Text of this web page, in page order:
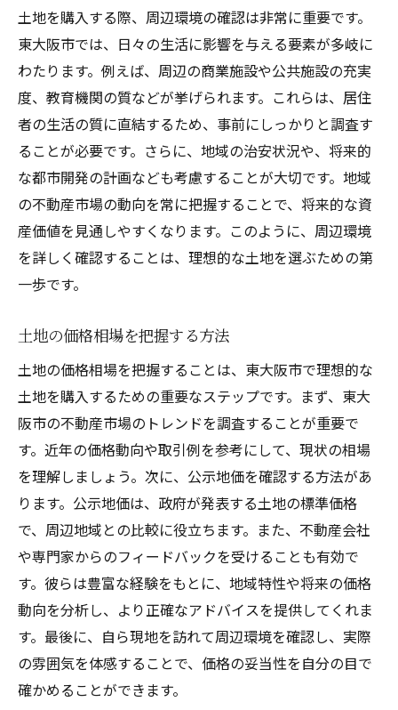
地元コミュニティとの関わり方
住宅性能を重視した不動産選び
将来の資産価値を見据えた東大阪市の土地購入
ガイド
資産価値を左右する要因とは
長期的な視点での土地購入の考え方
不動産投資としての土地の魅力
資産価値を高めるためのリフォーム戦略
周辺開発計画の把握が将来の価値に与える
ライフスタイルに合わせた東大阪市の理想的な
不動産選び
ライフスタイルに合った地域の選定方法
生活リズムを考慮した不動産探し
趣味や活動に基づく土地選び
健康的な暮らしをサポートする環境選び
家族構成に応じた住まいの選び方
未来のライフスタイル変化に対応する住ま
い
子育て世帯必見！東大阪市で安心の土地購入法
子育てに優しい地域の特徴
教育環境を重視した土地選び
安全性を考慮した家選びのポイント
土地を購入する際、周辺環境の確認は非常に重要です。
東大阪市では、日々の生活に影響を与える要素が多岐に
わたります。例えば、周辺の商業施設や公共施設の充実
度、教育機関の質などが挙げられます。これらは、居住
者の生活の質に直結するため、事前にしっかりと調査す
ることが必要です。さらに、地域の治安状況や、将来的
な都市開発の計画なども考慮することが大切です。地域
の不動産市場の動向を常に把握することで、将来的な資
産価値を見通しやすくなります。このように、周辺環境
を詳しく確認することは、理想的な土地を選ぶための第
一歩です。
土地の価格相場を把握する方法
土地の価格相場を把握することは、東大阪市で理想的な
土地を購入するための重要なステップです。まず、東大
阪市の不動産市場のトレンドを調査することが重要で
す。近年の価格動向や取引例を参考にして、現状の相場
を理解しましょう。次に、公示地価を確認する方法があ
ります。公示地価は、政府が発表する土地の標準価格
で、周辺地域との比較に役立ちます。また、不動産会社
や専門家からのフィードバックを受けることも有効で
す。彼らは豊富な経験をもとに、地域特性や将来の価格
動向を分析し、より正確なアドバイスを提供してくれま
す。最後に、自ら現地を訪れて周辺環境を確認し、実際
の雰囲気を体感することで、価格の妥当性を自分の目で
確かめることができます。